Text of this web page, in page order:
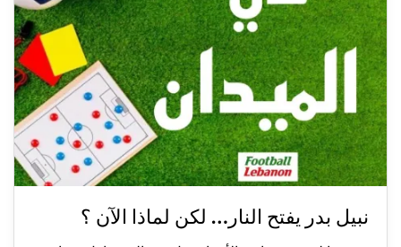
نبيل بدر يفتح النار… لكن لماذا الآن ؟